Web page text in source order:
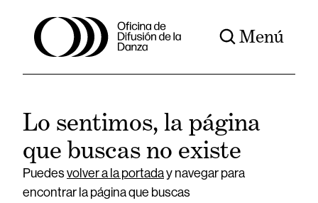
Menú
Lo sentimos, la página
que buscas no existe
Puedesvolver a la portaday navegar para
encontrar la página que buscas